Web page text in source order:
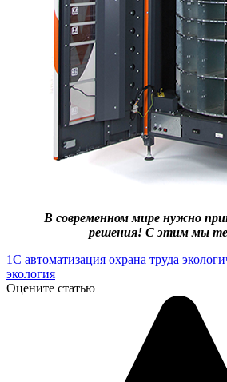
В современном мире нужно
решения! С этим мы
1С автоматизация охрана труда
экология
Оцените статью